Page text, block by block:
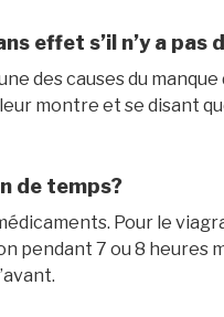
effet s’il n’y a
des causes du
montre et se disant
de temps?
Pour le
pendant 7 ou 8 heures